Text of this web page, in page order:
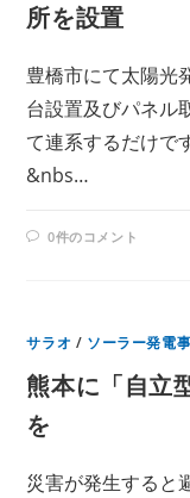
所を設置
豊橋市にて太陽光
台設置及びパネル
て連系するだけ
&nbs…
0件のコメント
サラオ / ソーラー発電
熊本に「自立
を
災害が発生すると